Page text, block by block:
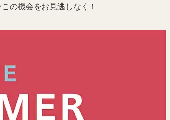
の機会をお見逃しなく！